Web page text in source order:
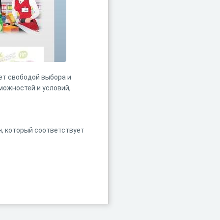
свободой выбора и
и условий,
который соответствует